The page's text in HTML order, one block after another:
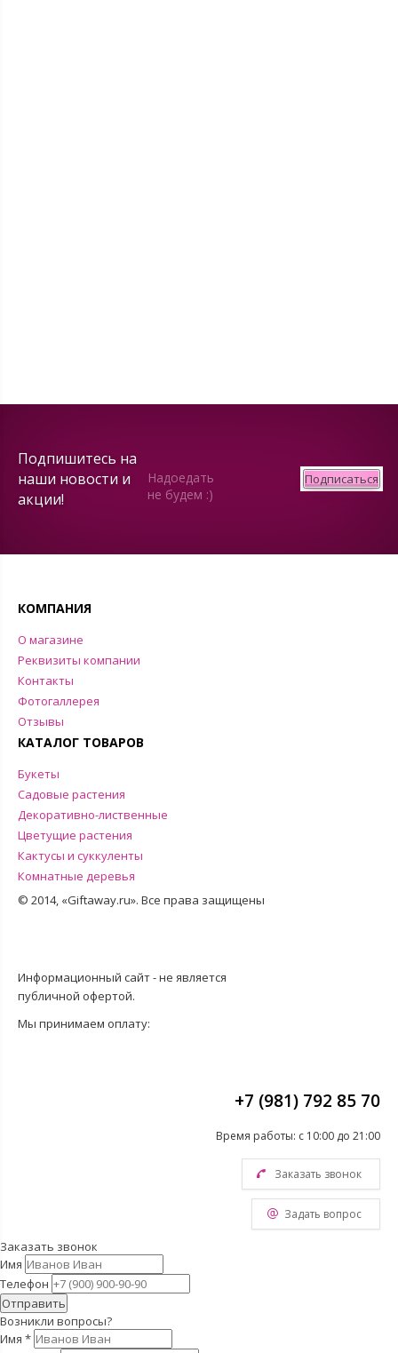
Подпишитесь на
наши новости и
акции!
Надоедать
не будем :)
Подписаться
КОМПАНИЯ
О магазине
Реквизиты компании
Контакты
Фотогаллерея
Отзывы
КАТАЛОГ ТОВАРОВ
Букеты
Садовые растения
Декоративно-лиственные
Цветущие растения
Кактусы и суккуленты
Комнатные деревья
© 2014, «Giftaway.ru». Все права защищены
Информационный сайт - не является
публичной офертой.
Мы принимаем оплату:
+7 (981) 792 85 70
Время работы: с 10:00 до 21:00
Заказать звонок
Задать вопрос
Заказать звонок
Имя
Телефон
Отправить
Возникли вопросы?
Имя *